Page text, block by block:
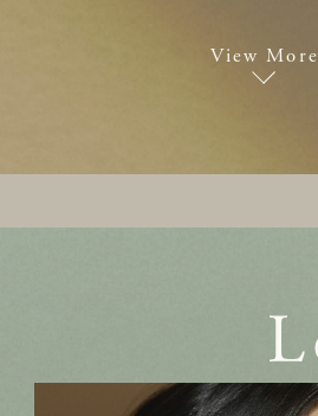
View More